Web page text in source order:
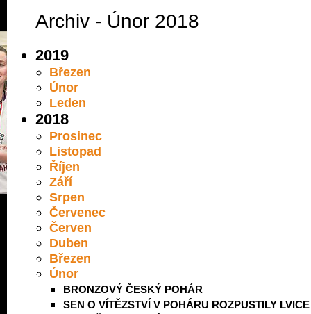
Archiv - Únor 2018
2019
Březen
Únor
Leden
2018
Prosinec
Listopad
Říjen
Září
Srpen
Červenec
Červen
Duben
Březen
Únor
BRONZOVÝ ČESKÝ POHÁR
SEN O VÍTĚZSTVÍ V POHÁRU ROZPUSTILY LVICE